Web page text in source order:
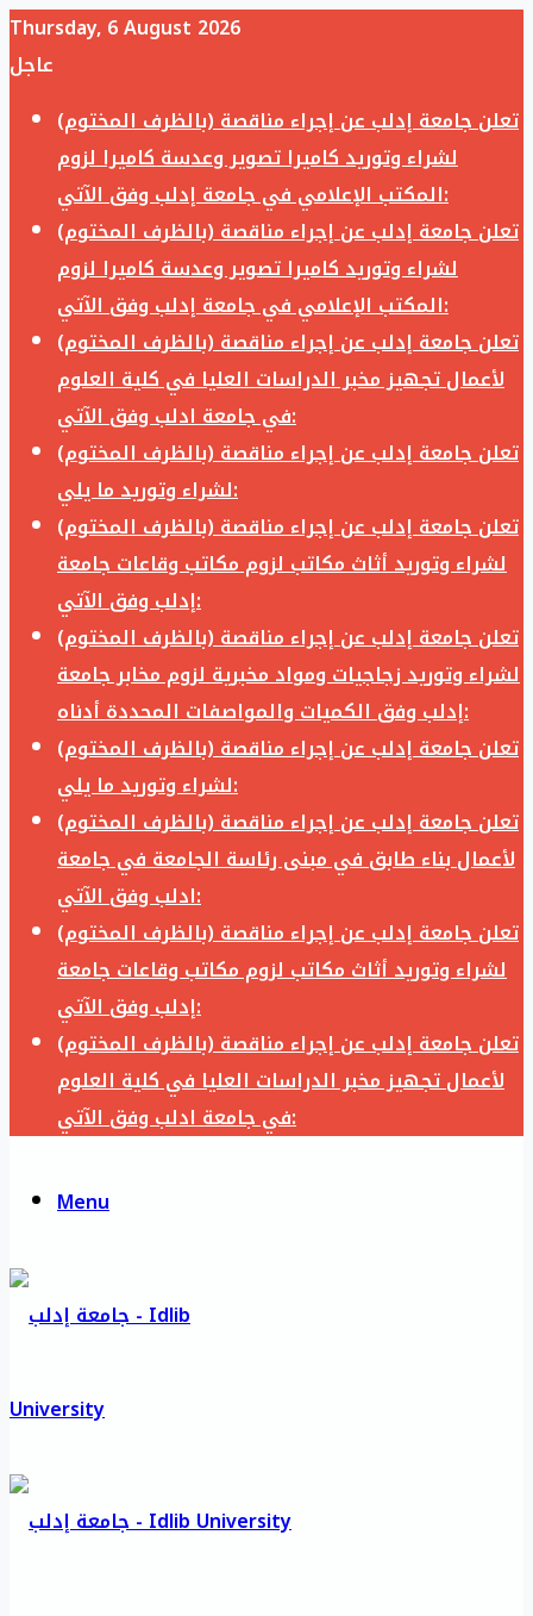
Thursday, 6 August 2026
عاجل
تعلن جامعة إدلب عن إجراء مناقصة (بالظرف المختوم)
لشراء وتوريد كاميرا تصوير وعدسة كاميرا لزوم
المكتب الإعلامي في جامعة إدلب وفق الآتي:
تعلن جامعة إدلب عن إجراء مناقصة (بالظرف المختوم)
لشراء وتوريد كاميرا تصوير وعدسة كاميرا لزوم
المكتب الإعلامي في جامعة إدلب وفق الآتي:
تعلن جامعة إدلب عن إجراء مناقصة (بالظرف المختوم)
لأعمال تجهيز مخبر الدراسات العليا في كلية العلوم
في جامعة ادلب وفق الآتي:
تعلن جامعة إدلب عن إجراء مناقصة (بالظرف المختوم)
لشراء وتوريد ما يلي:
تعلن جامعة إدلب عن إجراء مناقصة (بالظرف المختوم)
لشراء وتوريد أثاث مكاتب لزوم مكاتب وقاعات جامعة
إدلب وفق الآتي:
تعلن جامعة إدلب عن إجراء مناقصة (بالظرف المختوم)
لشراء وتوريد زجاجيات ومواد مخبرية لزوم مخابر جامعة
إدلب وفق الكميات والمواصفات المحددة أدناه:
تعلن جامعة إدلب عن إجراء مناقصة (بالظرف المختوم)
لشراء وتوريد ما يلي:
تعلن جامعة إدلب عن إجراء مناقصة (بالظرف المختوم)
لأعمال بناء طابق في مبنى رئاسة الجامعة في جامعة
ادلب وفق الآتي:
تعلن جامعة إدلب عن إجراء مناقصة (بالظرف المختوم)
لشراء وتوريد أثاث مكاتب لزوم مكاتب وقاعات جامعة
إدلب وفق الآتي:
تعلن جامعة إدلب عن إجراء مناقصة (بالظرف المختوم)
لأعمال تجهيز مخبر الدراسات العليا في كلية العلوم
في جامعة ادلب وفق الآتي:
Menu